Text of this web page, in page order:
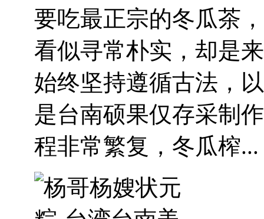
要吃最正宗的冬瓜茶
看似寻常朴实，却是
始终坚持遵循古法，
是台南硕果仅存采制
程非常繁复，冬瓜榨...